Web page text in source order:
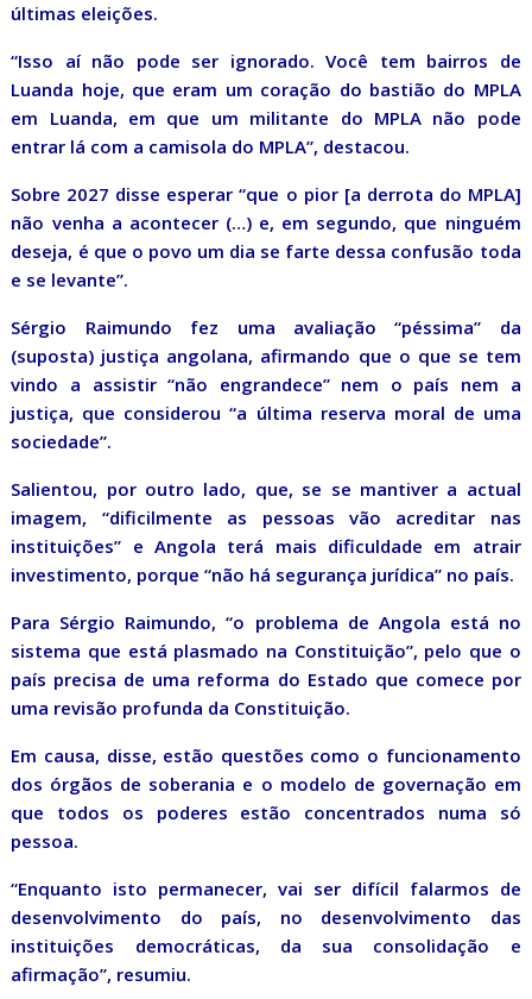
últimas eleições.
“Isso aí não pode ser ignorado. Você tem bairros de
Luanda hoje, que eram um coração do bastião do MPLA
em Luanda, em que um militante do MPLA não pode
entrar lá com a camisola do MPLA”, destacou.
Sobre 2027 disse esperar “que o pior [a derrota do MPLA]
não venha a acontecer (…) e, em segundo, que ninguém
deseja, é que o povo um dia se farte dessa confusão toda
e se levante”.
Sérgio Raimundo fez uma avaliação “péssima” da
(suposta) justiça angolana, afirmando que o que se tem
vindo a assistir “não engrandece” nem o país nem a
justiça, que considerou “a última reserva moral de uma
sociedade”.
Salientou, por outro lado, que, se se mantiver a actual
imagem, “dificilmente as pessoas vão acreditar nas
instituições” e Angola terá mais dificuldade em atrair
investimento, porque “não há segurança jurídica” no país.
Para Sérgio Raimundo, “o problema de Angola está no
sistema que está plasmado na Constituição”, pelo que o
país precisa de uma reforma do Estado que comece por
uma revisão profunda da Constituição.
Em causa, disse, estão questões como o funcionamento
dos órgãos de soberania e o modelo de governação em
que todos os poderes estão concentrados numa só
pessoa.
“Enquanto isto permanecer, vai ser difícil falarmos de
desenvolvimento do país, no desenvolvimento das
instituições democráticas, da sua consolidação e
afirmação”, resumiu.